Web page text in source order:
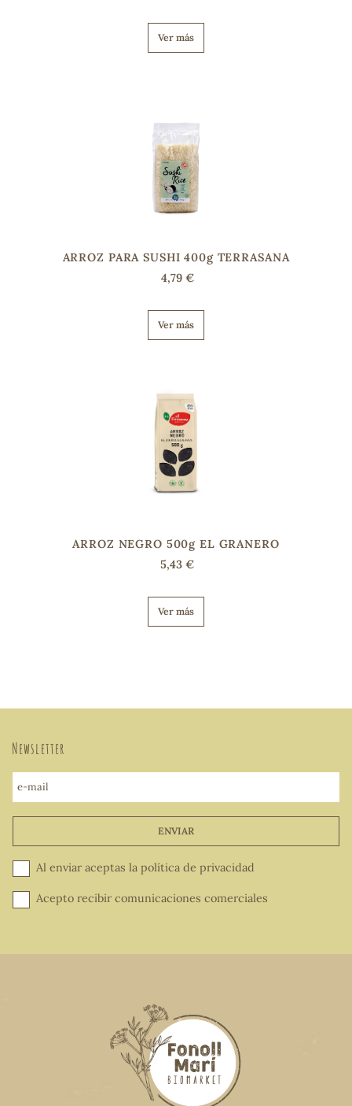
Ver más
ARROZ PARA SUSHI 400g TERRASANA
4,79 €
Ver más
ARROZ NEGRO 500g EL GRANERO
5,43 €
Ver más
Newsletter
e-mail
ENVIAR
Al enviar aceptas la política de privacidad
Acepto recibir comunicaciones comerciales